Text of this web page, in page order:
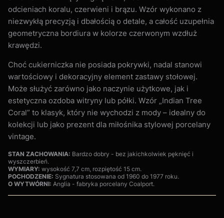
odcieniach koralu, czerwieni i brązu. Wzór wykonano z
niezwykłą precyzją i dbałością o detale, a całość uzupełnia
geometryczna bordiura w kolorze czerwonym wzdłuż
krawędzi.
Choć cukierniczka nie posiada pokrywki, nadal stanowi
wartościowy i dekoracyjny element zastawy stołowej.
Może służyć zarówno jako naczynie użytkowe, jak i
estetyczna ozdoba witryny lub półki. Wzór „Indian Tree
Coral” to klasyk, który nie wychodzi z mody – idealny do
kolekcji lub jako prezent dla miłośnika stylowej porcelany
vintage.
STAN ZACHOWANIA: Bardzo dobry - bez jakichkolwiek pęknięć i
wyszczerbień.
WYMIARY: wysokość 7,7 cm, rozpiętość 15 cm.
POCHODZENIE: Sygnatura stosowana od 1960 do 1977 roku.
O WYTWÓRNI: Anglia - fabryka porcelany Coalport.